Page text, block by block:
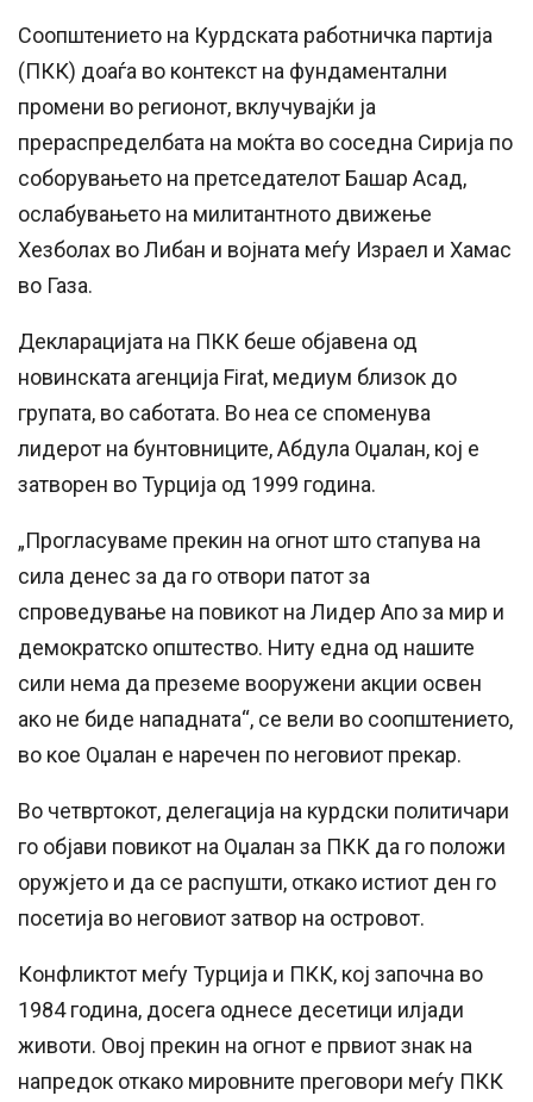
Соопштението на Курдската работничка партија
(ПКК) доаѓа во контекст на фундаментални
промени во регионот, вклучувајќи ја
прераспределбата на моќта во соседна Сирија по
соборувањето на претседателот Башар Асад,
ослабувањето на милитантното движење
Хезболах во Либан и војната меѓу Израел и Хамас
во Газа.
Декларацијата на ПКК беше објавена од
новинската агенција Firat, медиум близок до
групата, во саботата. Во неа се споменува
лидерот на бунтовниците, Абдула Оџалан, кој е
затворен во Турција од 1999 година.
„Прогласуваме прекин на огнот што стапува на
сила денес за да го отвори патот за
спроведување на повикот на Лидер Апо за мир и
демократско општество. Ниту една од нашите
сили нема да преземе вооружени акции освен
ако не биде нападната“, се вели во соопштението,
во кое Оџалан е наречен по неговиот прекар.
Во четвртокот, делегација на курдски политичари
го објави повикот на Оџалан за ПКК да го положи
оружјето и да се распушти, откако истиот ден го
посетија во неговиот затвор на островот.
Конфликтот меѓу Турција и ПКК, кој започна во
1984 година, досега однесе десетици илјади
животи. Овој прекин на огнот е првиот знак на
напредок откако мировните преговори меѓу ПКК